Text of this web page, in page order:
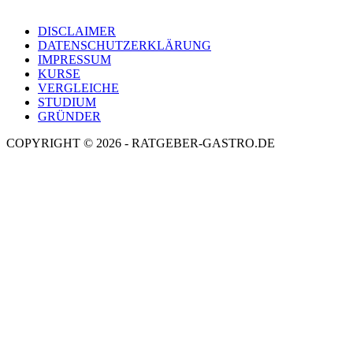
DISCLAIMER
DATENSCHUTZERKLÄRUNG
IMPRESSUM
KURSE
VERGLEICHE
STUDIUM
GRÜNDER
COPYRIGHT © 2026 - RATGEBER-GASTRO.DE